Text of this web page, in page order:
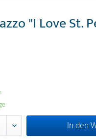
"I Love St.
In den